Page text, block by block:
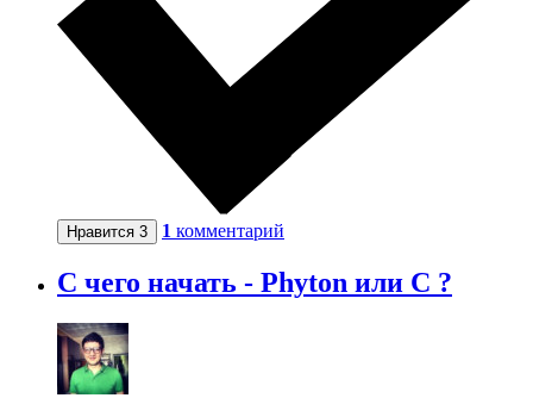
Нравится 3 1 комментарий
С чего начать - Phyton или C ?